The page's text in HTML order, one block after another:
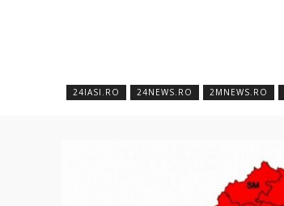
24IASI.RO 24NEWS.RO 2MNEWS.RO